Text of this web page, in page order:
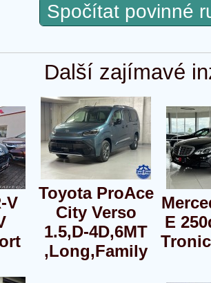
Spočítat povinné
Další zajímavé
V
Toyota ProAce
City Verso
1.5,D-4D,6MT
,Long,Family
E